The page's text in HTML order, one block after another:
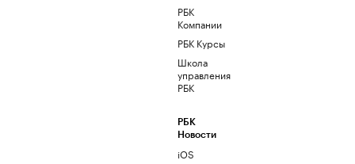
РБК
Компании
РБК Курсы
Школа
управления
РБК
РБК
Новости
iOS